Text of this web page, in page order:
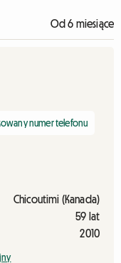
Od 6 miesiące
numer telefonu
Chicoutimi (Kanada)
59 lat
2010